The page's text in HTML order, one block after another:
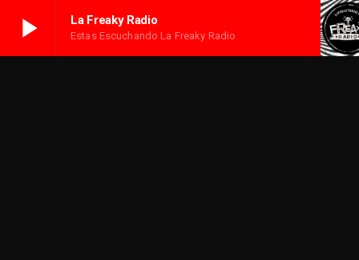
play_arrow La Freaky Radio
Estas Escuchando La Freaky Radio